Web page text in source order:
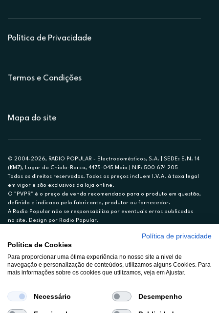
Política de Privacidade
Termos e Condições
Mapa do site
© 2004-2026, RADIO POPULAR - Electrodomésticos, S.A. | SEDE: E.N. 14
(KM7), Lugar do Chiolo-Barca, 4475-045 Maia | NIF: 500 674 205
Todos os direitos reservados. Todos os preços incluem I.V.A. à taxa legal
em vigor e são exclusivos da loja online.
O "PVPR" é o preço de venda recomendado para o produto em questão,
definido e indicado pelo fabricante, produtor ou fornecedor.
A Radio Popular não se responsabiliza por eventuais erros publicados
no site. Design por Radio Popular.
Ex. para limite de crédito de €1.500, reembolsado em 12 meses, TAN
14,79%.
Crédito sujeito a aprovação pelo Cetelem, marca BNP Paribas Personal
Finance, S.A., Sucursal em Portugal. Informe-se no 21 721 90 00 (dias
A Rádio Popular – Eletrodomésticos S.A. (Registo BdP848) atua como
intermediário de crédito a título acessório e com exclusividade (registo
BdP 2314.)
Política de privacidade
Política de Cookies
Para proporcionar uma ótima experiência no nosso site a nivel de
navegação e personalização de conteúdos, utilizamos alguns Cookies. Para
mais informações sobre os cookies que utilizamos, veja em Ajustar.
Necessário Desempenho